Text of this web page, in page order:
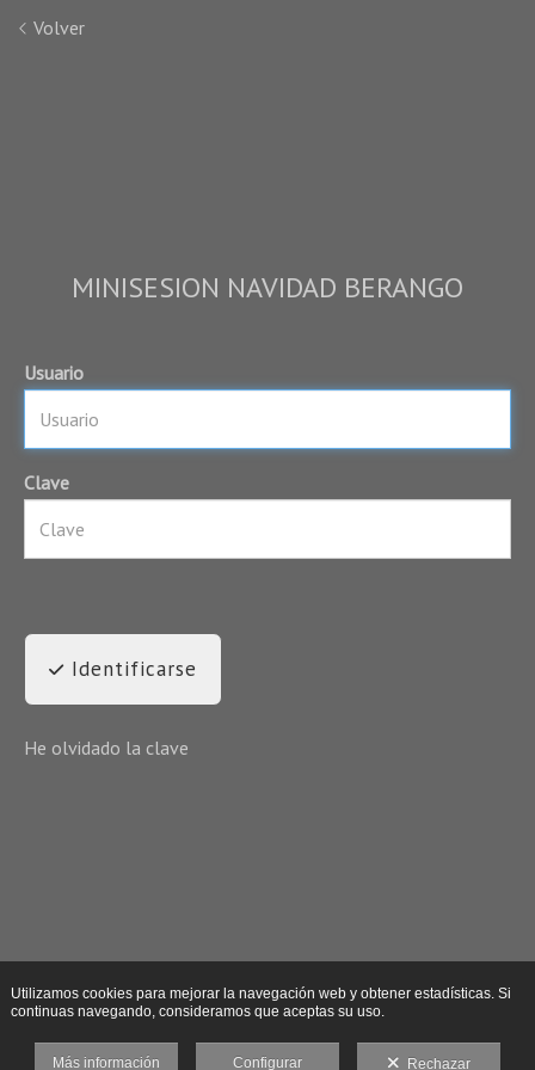
Volver
MINISESION NAVIDAD BERANGO
Usuario
Clave
Identificarse
He olvidado la clave
Utilizamos cookies para mejorar la navegación web y obtener estadísticas. Si
continuas navegando, consideramos que aceptas su uso.
Más información Configurar Rechazar